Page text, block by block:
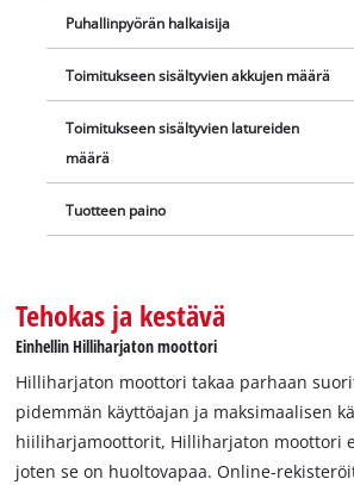
Puhallinpyörän halkaisija
Toimitukseen sisältyvien akkujen määrä
Toimitukseen sisältyvien latureiden
määrä
Tuotteen paino
Tehokas ja kestävä
Einhellin Hilliharjaton moottori
Hilliharjaton moottori takaa parhaan
pidemmän käyttöajan ja maksimaalisen
hiiliharjamoottorit, Hilliharjaton moottori
joten se on huoltovapaa. Online-